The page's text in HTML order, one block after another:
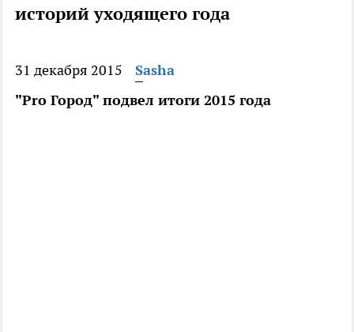
историй уходящего года
31 декабря 2015
Sasha
"Pro Город" подвел итоги 2015 года